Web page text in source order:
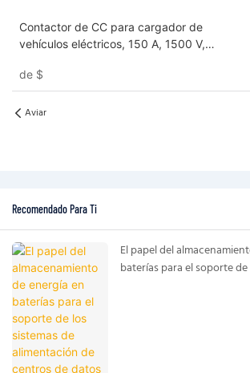
Contactor de CC para cargador de
vehículos eléctricos, 150 A, 1500 V,
de $
Aviar
Recomendado Para Ti
El papel del
baterías para el soporte